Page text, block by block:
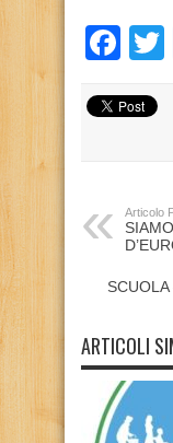
Articolo
ARTICOLI